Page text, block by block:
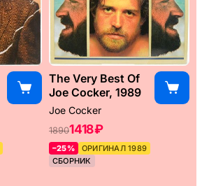
The Very Best Of
Joe Cocker, 1989
Joe Cocker
18901418 ₽
–25%
ОРИГИНАЛ 1989
СБОРНИК